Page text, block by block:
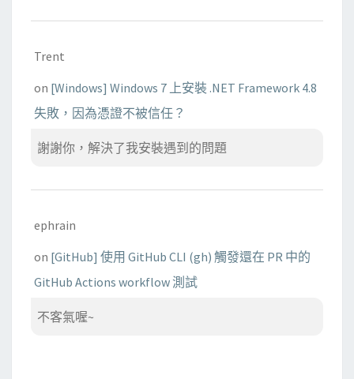
Trent
on [Windows] Windows 7 上安裝 .NET Framework 4.8
失敗，因為憑證不被信任？
謝謝你，解決了我安裝遇到的問題
ephrain
on [GitHub] 使用 GitHub CLI (gh) 觸發還在 PR 中的
GitHub Actions workflow 測試
不客氣喔~